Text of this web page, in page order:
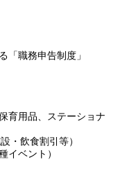
「職務申告制度」
育用品、ステーショナ
・飲食割引等）
イベント）